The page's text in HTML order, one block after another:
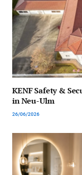
KENF Safety &
in Neu-Ulm
26/06/2026